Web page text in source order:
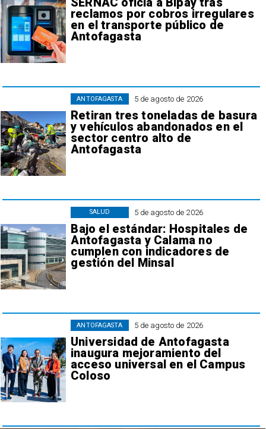
reclamos por cobros irregulares
en el transporte público de
Antofagasta
5 de agosto de 2026
Retiran tres toneladas de basura
y vehículos abandonados en el
sector centro alto de
Antofagasta
ANTOFAGASTA
5 de agosto de 2026
Bajo el estándar: Hospitales de
Antofagasta y Calama no
cumplen con indicadores de
gestión del Minsal
SALUD
5 de agosto de 2026
Universidad de Antofagasta
inaugura mejoramiento del
acceso universal en el Campus
Coloso
ANTOFAGASTA